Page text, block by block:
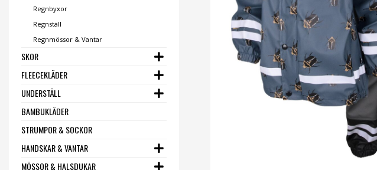
Regnbyxor
Regnställ
Regnmössor & Vantar
SKOR
FLEECEKLÄDER
UNDERSTÄLL
BAMBUKLÄDER
STRUMPOR & SOCKOR
HANDSKAR & VANTAR
MÖSSOR & HALSDUKAR